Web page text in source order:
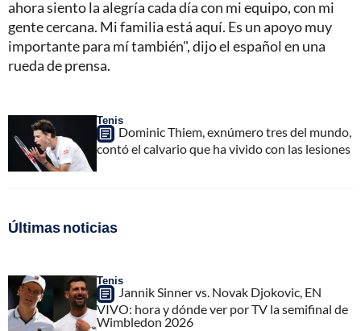
ahora siento la alegría cada día con mi equipo, con mi
gente cercana. Mi familia está aquí. Es un apoyo muy
importante para mí también", dijo el español en una
rueda de prensa.
Tenis
Dominic Thiem, exnúmero tres del mundo,
contó el calvario que ha vivido con las lesiones
Últimas noticias
Tenis
Jannik Sinner vs. Novak Djokovic, EN
VIVO: hora y dónde ver por TV la semifinal de
Wimbledon 2026